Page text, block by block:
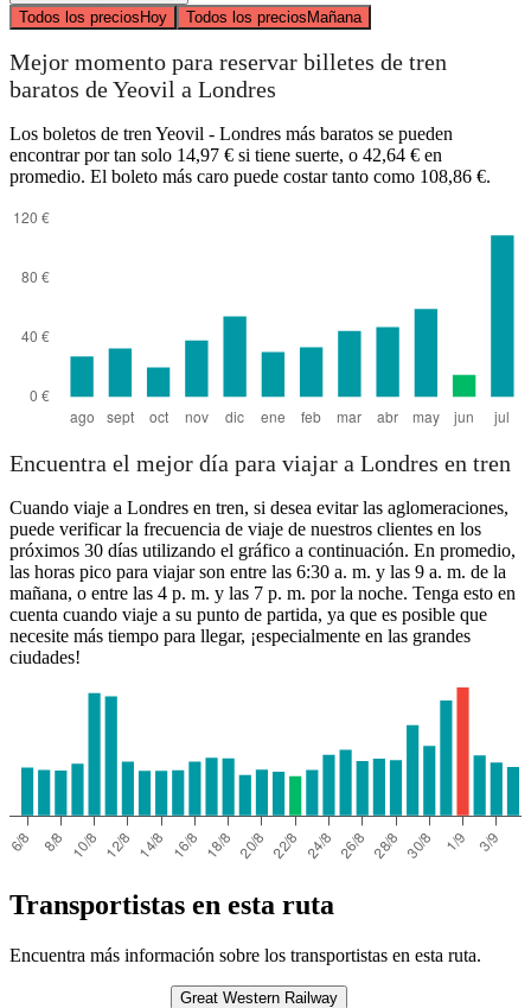
Todos los preciosHoy Todos los preciosMañana
Mejor momento para reservar billetes de tren
baratos de Yeovil a Londres
Los boletos de tren Yeovil - Londres más baratos se pueden
encontrar por tan solo 14,97 € si tiene suerte, o 42,64 € en
promedio. El boleto más caro puede costar tanto como 108,86 €.
Encuentra el mejor día para viajar a Londres en tren
Cuando viaje a Londres en tren, si desea evitar las aglomeraciones,
puede verificar la frecuencia de viaje de nuestros clientes en los
próximos 30 días utilizando el gráfico a continuación. En promedio,
las horas pico para viajar son entre las 6:30 a. m. y las 9 a. m. de la
mañana, o entre las 4 p. m. y las 7 p. m. por la noche. Tenga esto en
cuenta cuando viaje a su punto de partida, ya que es posible que
necesite más tiempo para llegar, ¡especialmente en las grandes
ciudades!
Transportistas en esta ruta
Encuentra más información sobre los transportistas en esta ruta.
Great Western Railway